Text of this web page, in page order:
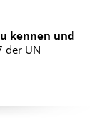
kennen und
der UN